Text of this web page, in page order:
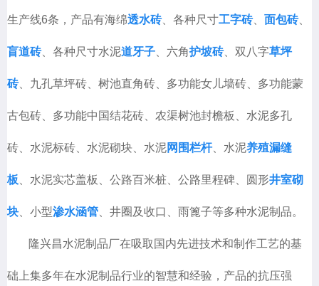
生产线6条，产品有海绵透水砖、各种尺寸工字砖、 面包砖、
盲道砖、各种尺寸水泥道牙子 、六角护坡砖、双八字草坪
砖、九孔草坪砖、树池直角砖、多功能女儿墙砖、多功能蒙
古包砖、多功能中国结花砖、农渠树池封檐板、水泥多孔
砖、水泥标砖、水泥砌块、水泥网围栏杆、水泥养殖漏缝
板 、水泥实芯盖板、公路百米桩、公路里程碑、圆形井室砌
块 、小型渗水涵管 、井圈及收口、雨篦子等多种水泥制品。
隆兴昌水泥制品厂在吸取国内先进技术和制作工艺的基
础上集多年在水泥制品行业的智慧和经验，产品的抗压强